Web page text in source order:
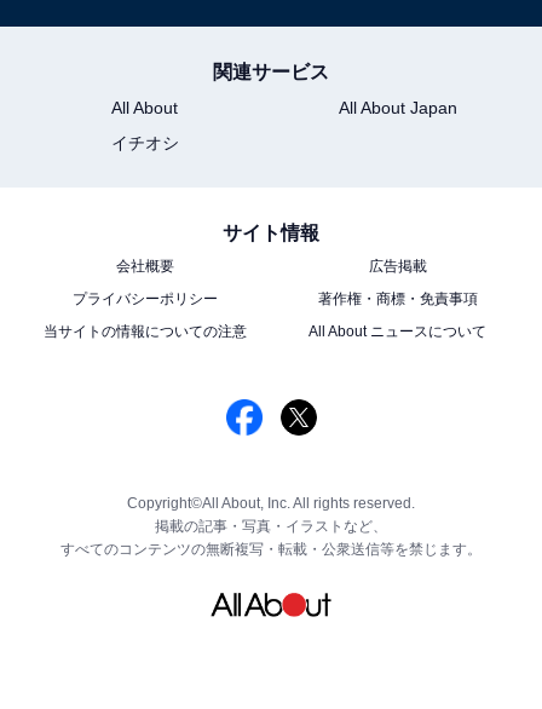
関連サービス
All About
All About Japan
イチオシ
サイト情報
会社概要
広告掲載
プライバシーポリシー
著作権・商標・免責事項
当サイトの情報についての注意
All About ニュースについて
Copyright©All About, Inc. All rights reserved.
掲載の記事・写真・イラストなど、
すべてのコンテンツの無断複写・転載・公衆送信等を禁じます。